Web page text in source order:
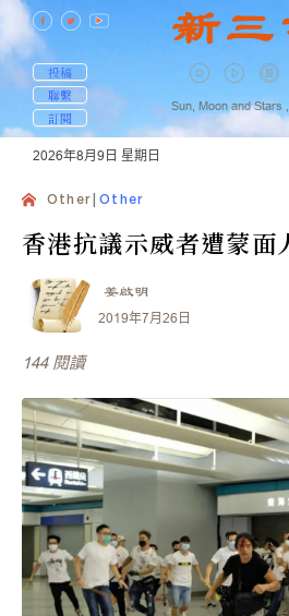
投稿
聯繫
訂閱
Sun, Moon and Stars ,
2026年8月9日 星期日
Other Other
香港抗議示威者遭蒙面
姜啟明
2019年7月26日
144 閱讀